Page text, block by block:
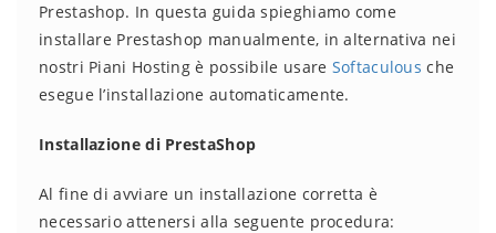
Prestashop. In questa guida spieghiamo come
installare Prestashop manualmente, in alternativa nei
nostri Piani Hosting è possibile usare Softaculous che
esegue l’installazione automaticamente.
Installazione di PrestaShop
Al fine di avviare un installazione corretta è
necessario attenersi alla seguente procedura: